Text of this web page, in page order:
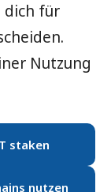
dich für
Nutzung
staken
nutzen